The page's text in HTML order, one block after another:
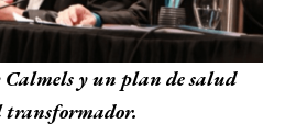
y un plan de salud
transformador.